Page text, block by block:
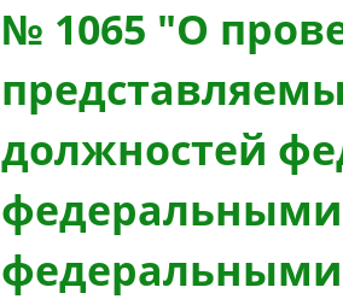
№ 1065 "О
должностей